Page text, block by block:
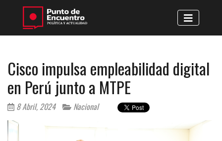
Cisco impulsa empleabilidad digital
en Perú junto a MTPE
8 Abril, 2024 Nacional